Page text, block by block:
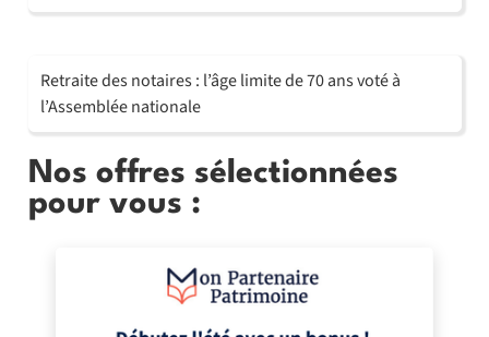
Retraite des notaires : l’âge limite de 70 ans voté à
l’Assemblée nationale
Nos offres sélectionnées
pour vous :